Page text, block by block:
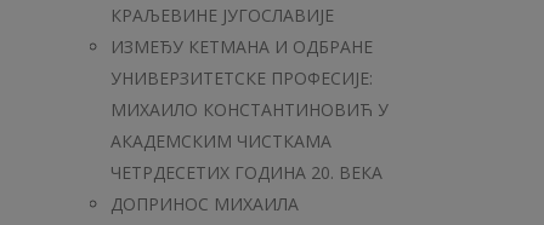
КРАЉЕВИНЕ ЈУГОСЛАВИЈЕ
ИЗМЕЂУ КЕТМАНА И ОДБРАНЕ
УНИВЕРЗИТЕТСКЕ ПРОФЕСИЈЕ:
МИХАИЛО КОНСТАНТИНОВИЋ У
АКАДЕМСКИМ ЧИСТКАМА
ЧЕТРДЕСЕТИХ ГОДИНА 20. ВЕКА
ДОПРИНОС МИХАИЛА